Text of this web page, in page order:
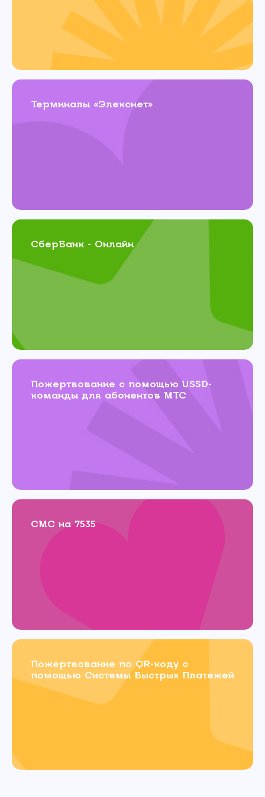
Терминалы «Элекснет»
СберБанк - Онлайн
Пожертвование с помощью USSD-
команды для абонентов МТС
СМС на 7535
Пожертвование по QR-коду с
помощью Системы Быстрых Платежей